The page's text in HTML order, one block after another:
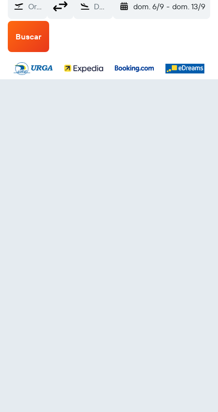
Origen Destino dom. 6/9 - dom. 13/9
Buscar